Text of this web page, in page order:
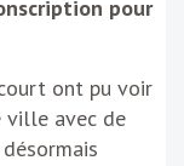
pour
ont pu voir
ville avec de